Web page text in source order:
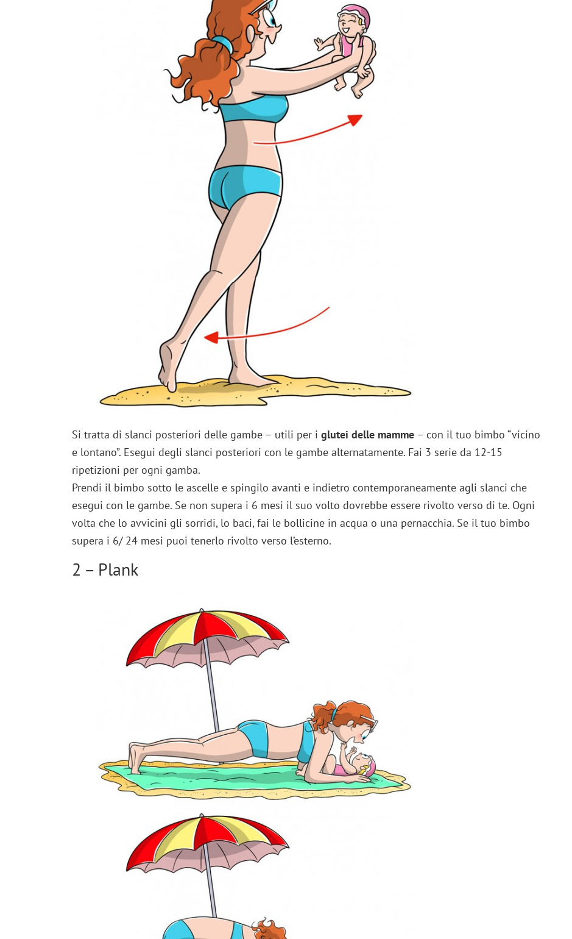
Si tratta di slanci posteriori delle gambe – utili per i glutei delle mamme– con il tuo bimbo “vicino
e lontano”. Esegui degli slanci posteriori con le gambe alternatamente. Fai 3 serie da 12-15
ripetizioni per ogni gamba.
Prendi il bimbo sotto le ascelle e spingilo avanti e indietro contemporaneamente agli slanci che
esegui con le gambe. Se non supera i 6 mesi il suo volto dovrebbe essere rivolto verso di te. Ogni
volta che lo avvicini gli sorridi, lo baci, fai le bollicine in acqua o una pernacchia. Se il tuo bimbo
supera i 6/ 24 mesi puoi tenerlo rivolto verso l’esterno.
2 – Plank